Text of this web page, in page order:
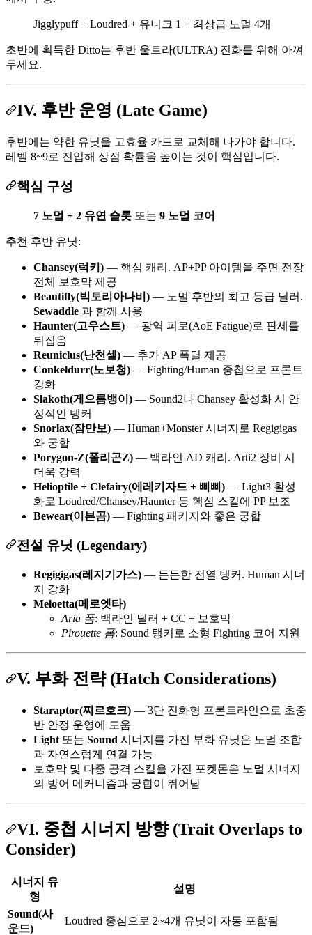
Jigglypuff + Loudred + 유니크 1 + 최상급 노멀 4개
초반에 획득한 Ditto는 후반 울트라(ULTRA) 진화를 위해 아껴
두세요.
IV. 후반 운영 (Late Game)
후반에는 약한 유닛을 고효율 카드로 교체해 나가야 합니다.
레벨 8~9로 진입해 상점 확률을 높이는 것이 핵심입니다.
핵심 구성
7 노멀 + 2 유연 슬롯 또는 9 노멀 코어
추천 후반 유닛:
Chansey(럭키) — 핵심 캐리. AP+PP 아이템을 주면 전장
전체 보호막 제공
Beautifly(빅토리아나비) — 노멀 후반의 최고 등급 딜러.
Sewaddle 과 함께 사용
Haunter(고우스트) — 광역 피로(AoE Fatigue)로 판세를
뒤집음
Reuniclus(난천셀) — 추가 AP 폭딜 제공
Conkeldurr(노보청) — Fighting/Human 중첩으로 프론트
강화
Slakoth(게으름뱅이) — Sound2나 Chansey 활성화 시 안
정적인 탱커
Snorlax(잠만보) — Human+Monster 시너지로 Regigigas
와 궁합
Porygon-Z(폴리곤Z) — 백라인 AD 캐리. Arti2 장비 시
더욱 강력
Helioptile + Clefairy(에레키자드 + 삐삐) — Light3 활성
화로 Loudred/Chansey/Haunter 등 핵심 스킬에 PP 보조
Bewear(이븐곰) — Fighting 패키지와 좋은 궁합
전설 유닛 (Legendary)
Regigigas(레지기가스) — 든든한 전열 탱커. Human 시너
지 강화
Meloetta(메로엣타)
Aria 폼: 백라인 딜러 + CC + 보호막
Pirouette 폼: Sound 탱커로 소형 Fighting 코어 지원
V. 부화 전략 (Hatch Considerations)
Staraptor(찌르호크) — 3단 진화형 프론트라인으로 초중
반 안정 운영에 도움
Light 또는 Sound 시너지를 가진 부화 유닛은 노멀 조합
과 자연스럽게 연결 가능
보호막 및 다중 공격 스킬을 가진 포켓몬은 노멀 시너지
의 방어 메커니즘과 궁합이 뛰어남
VI. 중첩 시너지 방향 (Trait Overlaps to
Consider)
시너지 유
형
설명
Sound(사
운드)
Loudred 중심으로 2~4개 유닛이 자동 포함됨